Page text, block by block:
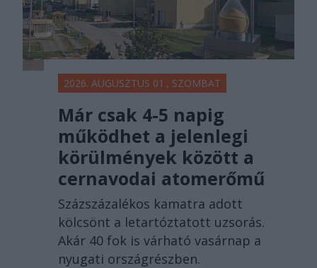
2026. AUGUSZTUS 01., SZOMBAT
Már csak 4-5 napig
működhet a jelenlegi
körülmények között a
cernavodai atomerőmű
Százszázalékos kamatra adott
kölcsönt a letartóztatott uzsorás.
Akár 40 fok is várható vasárnap a
nyugati országrészben.